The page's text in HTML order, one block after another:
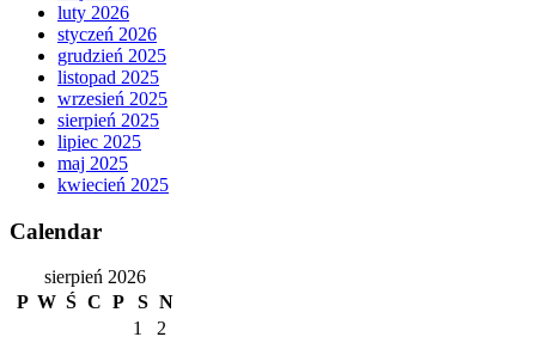
luty 2026
styczeń 2026
grudzień 2025
listopad 2025
wrzesień 2025
sierpień 2025
lipiec 2025
maj 2025
kwiecień 2025
Calendar
sierpień 2026
P W Ś C P S N
1
2